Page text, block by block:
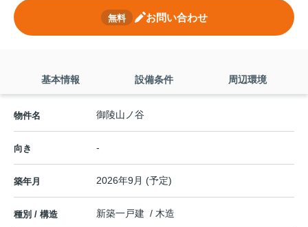
無料 お問い合わせ
基本情報 設備条件 周辺環境
物件名 御陵山ノ谷
向き -
築年月 2026年9月 (予定)
種別 / 構造 新築一戸建 / 木造